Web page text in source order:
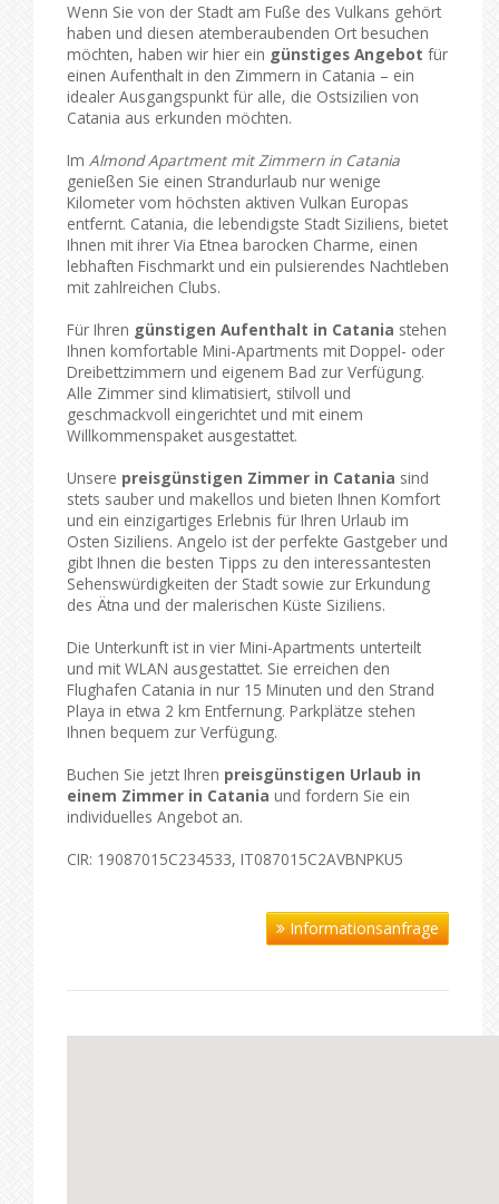
Wenn Sie von der Stadt am Fuße des Vulkans gehört
haben und diesen atemberaubenden Ort besuchen
möchten, haben wir hier ein günstiges Angebot für
einen Aufenthalt in den Zimmern in Catania – ein
idealer Ausgangspunkt für alle, die Ostsizilien von
Catania aus erkunden möchten.
Im Almond Apartment mit Zimmern in Catania
genießen Sie einen Strandurlaub nur wenige
Kilometer vom höchsten aktiven Vulkan Europas
entfernt. Catania, die lebendigste Stadt Siziliens, bietet
Ihnen mit ihrer Via Etnea barocken Charme, einen
lebhaften Fischmarkt und ein pulsierendes Nachtleben
mit zahlreichen Clubs.
Für Ihren günstigen Aufenthalt in Catania stehen
Ihnen komfortable Mini-Apartments mit Doppel- oder
Dreibettzimmern und eigenem Bad zur Verfügung.
Alle Zimmer sind klimatisiert, stilvoll und
geschmackvoll eingerichtet und mit einem
Willkommenspaket ausgestattet.
Unsere preisgünstigen Zimmer in Catania sind
stets sauber und makellos und bieten Ihnen Komfort
und ein einzigartiges Erlebnis für Ihren Urlaub im
Osten Siziliens. Angelo ist der perfekte Gastgeber und
gibt Ihnen die besten Tipps zu den interessantesten
Sehenswürdigkeiten der Stadt sowie zur Erkundung
des Ätna und der malerischen Küste Siziliens.
Die Unterkunft ist in vier Mini-Apartments unterteilt
und mit WLAN ausgestattet. Sie erreichen den
Flughafen Catania in nur 15 Minuten und den Strand
Playa in etwa 2 km Entfernung. Parkplätze stehen
Ihnen bequem zur Verfügung.
Buchen Sie jetzt Ihren preisgünstigen Urlaub in
einem Zimmer in Catania und fordern Sie ein
individuelles Angebot an.
CIR: 19087015C234533, IT087015C2AVBNPKU5
Informationsanfrage